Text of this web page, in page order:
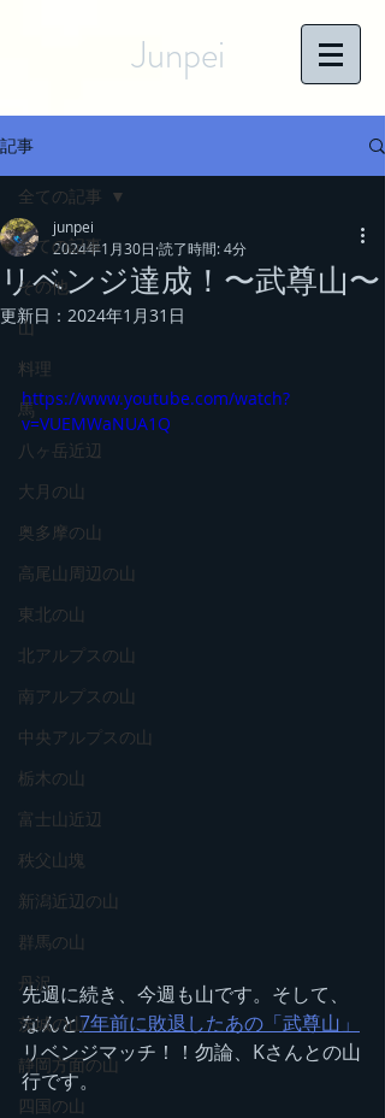
Junpei
記事
全ての記事
その他
山
料理
馬
八ヶ岳近辺
大月の山
奥多摩の山
高尾山周辺の山
東北の山
北アルプスの山
南アルプスの山
中央アルプスの山
栃木の山
富士山近辺
秩父山塊
新潟近辺の山
群馬の山
丹沢
茨城の山
静岡方面の山
四国の山
全ての記事
リベンジ達成！〜武尊山〜
junpei
2024年1月30日 読了時間: 4分
更新日： 2024年1月31日
https://www.youtube.com/watch?
v=VUEMWaNUA1Q
先週に続き、今週も山です。そして、
なんと7年前に敗退したあの「武尊山」
リベンジマッチ！！勿論、Kさんとの山
行です。